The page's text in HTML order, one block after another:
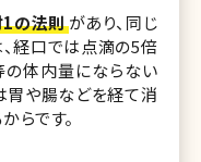
1の法則があり、同じ
経口では点滴の5倍
体内量にならない
胃や腸などを経て消
らです。